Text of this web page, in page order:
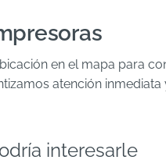
en el mapa para
atención
interesarle